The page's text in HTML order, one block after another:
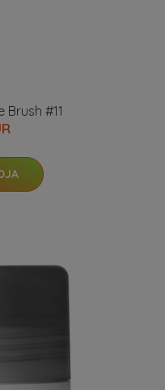
Brush #11